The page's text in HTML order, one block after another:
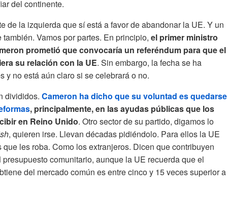
del continente.
de la izquierda que sí está a favor de abandonar la UE. Y un
Vamos por partes. En principio, el primer ministro
prometió que convocaría un referéndum para que el
su relación con la UE. Sin embargo, la fecha se ha
y no está aún claro si se celebrará o no.
divididos. Cameron ha dicho que su voluntad es quedarse
, principalmente, en las ayudas públicas que los
en Reino Unido. Otro sector de su partido, digamos lo
, quieren irse. Llevan décadas pidiéndolo. Para ellos la UE
les roba. Como los extranjeros. Dicen que contribuyen
comunitario, aunque la UE recuerda que el
del mercado común es entre cinco y 15 veces superior a